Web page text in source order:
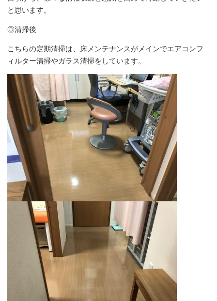
と思います。
◎清掃後
こちらの定期清掃は、床メンテナンスがメインでエアコンフ
ィルター清掃やガラス清掃をしています。